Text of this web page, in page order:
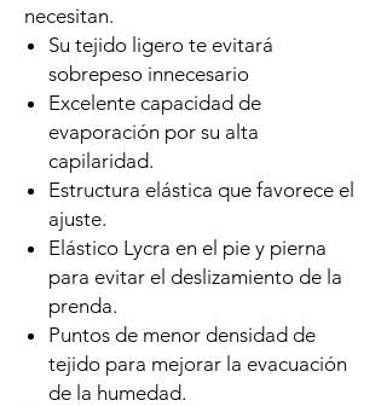
necesitan.
Su tejido ligero te evitará
sobrepeso innecesario
Excelente capacidad de
evaporación por su alta
capilaridad.
Estructura elástica que favorece el
ajuste.
Elástico Lycra en el pie y pierna
para evitar el deslizamiento de la
prenda.
Puntos de menor densidad de
tejido para mejorar la evacuación
de la humedad.